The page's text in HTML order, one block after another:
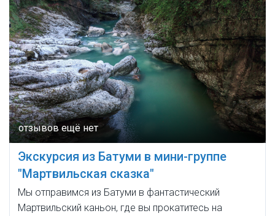
Экскурсия из Батуми в мини-группе
"Мартвильская сказка"
Мы отправимся из Батуми в фантастический
Мартвильский каньон, где вы прокатитесь на